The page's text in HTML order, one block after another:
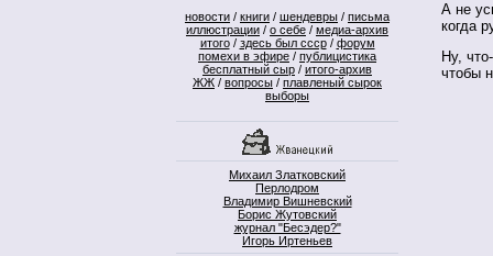
новости / книги / шендевры / письма
иллюстрации / о себе / медиа-архив
итого/ здесь был ссср/ форум
помехи в эфире / публицистика
бесплатный сыр / итого-архив
ЖЖ / вопросы / плавленый сырок
выборы
Михаил Златковский
Перлодром
Владимир Вишневский
Борис Жутовский
журнал "Бесэдер?"
Игорь Иртеньев
А не
когда
Ну,
чтобы